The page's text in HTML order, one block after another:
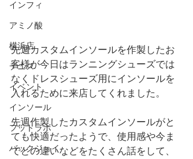
インフィ
アミノ酸
横浜店
テニス
イベント
インソール
フットラボ
バックジョイ
先週カスタムインソールを作製したお
客様が今日はランニングシューズでは
なくドレスシューズ用にインソールを
入れるために来店してくれました。
先週作製したカスタムインソールがと
ても快適だったようで、使用感や今ま
でとの違いなどをたくさん話をして、